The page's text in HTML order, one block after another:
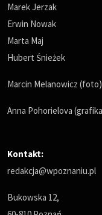
Marek Jerzak
Erwin Nowak
Marta Maj
Hubert Śnieżek
Marcin Melanowicz (foto)
Anna Pohorielova
Kontakt:
redakcja@wpoznaniu.pl
Bukowska 12,